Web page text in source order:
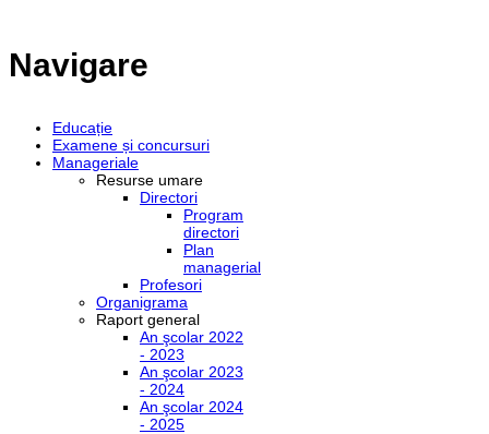
Navigare
Educație
Examene și concursuri
Manageriale
Resurse umare
Directori
Program
directori
Plan
managerial
Profesori
Organigrama
Raport general
An şcolar 2022
- 2023
An şcolar 2023
- 2024
An şcolar 2024
- 2025